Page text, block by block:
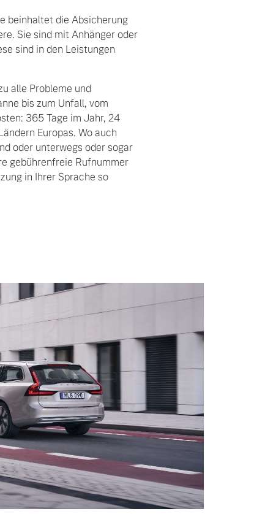
beinhaltet die Absicherung
Sie sind mit Anhänger oder
sind in den Leistungen
alle Probleme und
bis zum Unfall, vom
365 Tage im Jahr, 24
Europas. Wo auch
oder unterwegs oder sogar
gebührenfreie Rufnummer
in Ihrer Sprache so